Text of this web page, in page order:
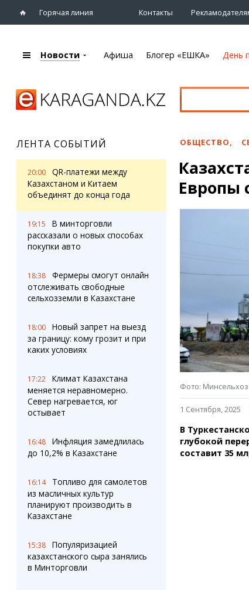
Горячая линия Контакты
Караганды
eTV
Рассылка новостей
Персоны
Афиша
Театры
Спорт
Выставки
Цирк и зоопарк
Блогер «ЕШКА»
Лента блогера
Фотокомиксы
Коллаж недели
Карта Караганды
Мой участковый
Перекрытие дорог
Медиа
Видео
3D-тур
Timelapse
Сервисы
Переводчик
Новости Афиша Блогер «ЕШКА» День
ЛЕНТА СОБЫТИЙ
20:00
QR-платежи между
Казахстаном и Китаем
объединят до конца года
19:15
В минторговли
рассказали о новых способах
покупки авто
18:38
Фермеры смогут онлайн
отслеживать свободные
сельхозземли в Казахстане
18:00
Новый запрет на выезд
за границу: кому грозит и при
каких условиях
17:22
Климат Казахстана
меняется неравномерно.
Север нагревается, юг
остывает
16:48
Инфляция замедлилась
до 10,2% в Казахстане
16:14
Топливо для самолетов
из масличных культур
планируют производить в
Казахстане
15:38
Популяризацией
казахстанского сыра занялись
в Минторговли
ОБЩЕСТВО,
Европы
Фото:
1 Сентября, 2025
В
глубокой
составит 35